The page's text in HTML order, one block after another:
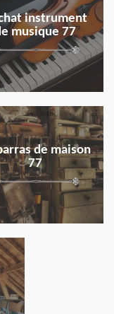
instrument
musique 77
de maison
77
en savoir plus